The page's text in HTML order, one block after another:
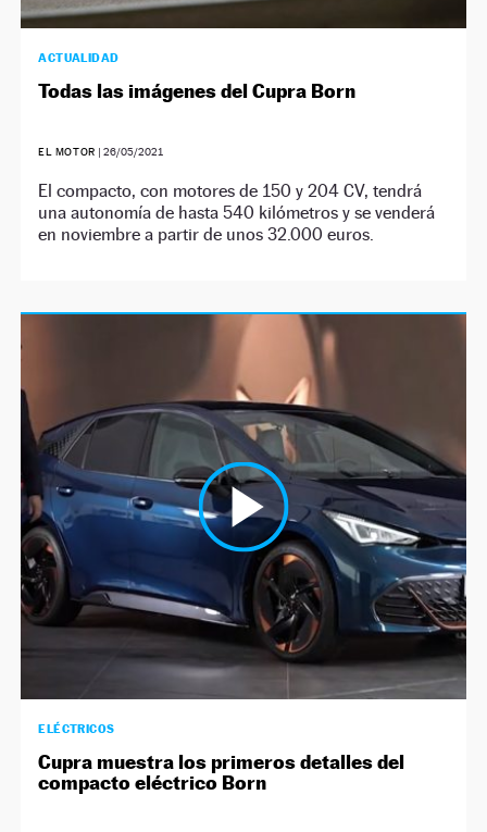
ACTUALIDAD
Todas las imágenes del Cupra Born
EL MOTOR |26/05/2021
El compacto, con motores de 150 y 204 CV, tendrá
una autonomía de hasta 540 kilómetros y se venderá
en noviembre a partir de unos 32.000 euros.
ELÉCTRICOS
Cupra muestra los primeros detalles del
compacto eléctrico Born